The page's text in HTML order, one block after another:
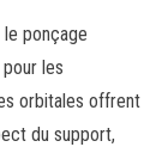
ponçage
les
orbitales offrent
du support,